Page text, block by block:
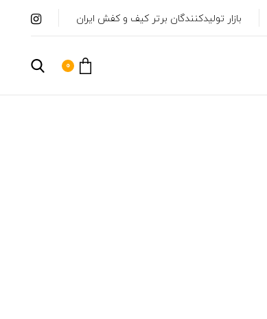
بازار تولیدکنندگان برتر کیف و کفش ایران
0